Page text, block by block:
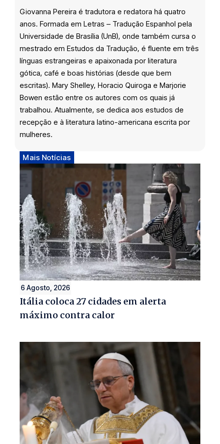
Giovanna Pereira é tradutora e redatora há quatro
anos. Formada em Letras – Tradução Espanhol pela
Universidade de Brasília (UnB), onde também cursa o
mestrado em Estudos da Tradução, é fluente em três
línguas estrangeiras e apaixonada por literatura
gótica, café e boas histórias (desde que bem
escritas). Mary Shelley, Horacio Quiroga e Marjorie
Bowen estão entre os autores com os quais já
trabalhou. Atualmente, se dedica aos estudos de
recepção e à literatura latino-americana escrita por
mulheres.
Mais Notícias
6 Agosto, 2026
Itália coloca 27 cidades em alerta
máximo contra calor